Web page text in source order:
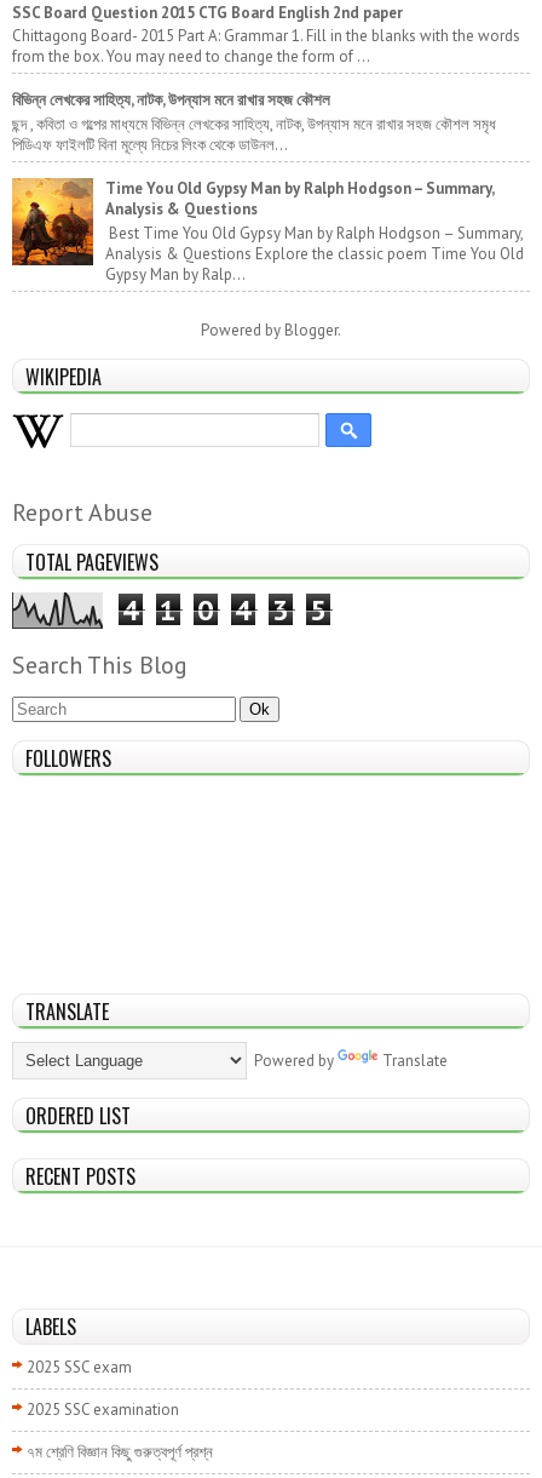
SSC Board Question 2015 CTG Board English 2nd paper
Chittagong Board- 2015 Part A: Grammar 1. Fill in the blanks with the words
from the box. You may need to change the form of ...
বিভিন্ন লেখকের সাহিত্য, নাটক, উপন্যাস মনে রাখার সহজ কৌশল
ছন্দ , কবিতা ও গল্পের মাধ্যমে বিভিন্ন লেখকের সাহিত্য, নাটক, উপন্যাস মনে রাখার সহজ কৌশল সমৃধ
পিডিএফ ফাইলটি বিনা মূল্যে নিচের লিংক থেকে ডাউনল...
Time You Old Gypsy Man by Ralph Hodgson – Summary,
Analysis & Questions
Best Time You Old Gypsy Man by Ralph Hodgson – Summary,
Analysis & Questions Explore the classic poem Time You Old
Gypsy Man by Ralp...
Powered by Blogger.
WIKIPEDIA
Report Abuse
TOTAL PAGEVIEWS
4 1 0 4 3 5
Search This Blog
FOLLOWERS
TRANSLATE
Powered by Translate
ORDERED LIST
RECENT POSTS
LABELS
2025 SSC exam
2025 SSC examination
৭ম শ্রেণি বিজ্ঞান কিছু গুরুত্বপূর্ণ প্রশ্ন